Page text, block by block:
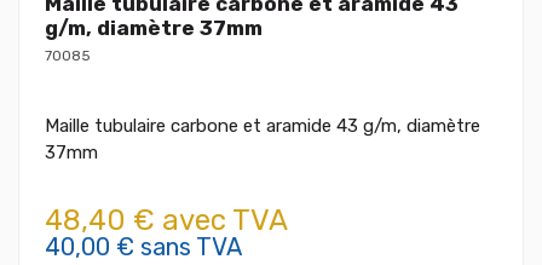
g/m, diamètre 37mm
70085
Maille tubulaire carbone et aramide 43 g/m, diamètre
37mm
48,40 € avec TVA
40,00 € sans TVA